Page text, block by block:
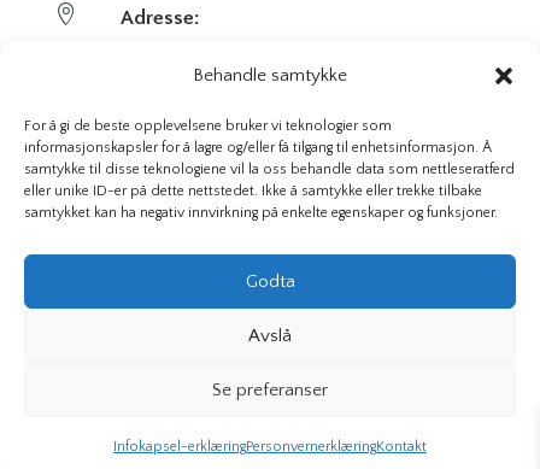
Behandle samtykke
For å gi de beste opplevelsene bruker vi teknologier som
informasjonskapsler for å lagre og/eller få tilgang til enhetsinformasjon. Å
samtykke til disse teknologiene vil la oss behandle data som nettleseratferd
eller unike ID-er på dette nettstedet. Ikke å samtykke eller trekke tilbake
samtykket kan ha negativ innvirkning på enkelte egenskaper og funksjoner.
Godta
Avslå
Se preferanser
Infokapsel-erklæringPersonvernerklæringKontakt
 Adresse:
Sekel AS
Sentrumsveien 29
3647 Hvittingfoss
informasjonskapsler